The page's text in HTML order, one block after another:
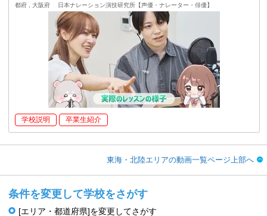
都府 , 大阪府
日本ナレーション演技研究所【声優・ナレーター・俳優】
学校説明 卒業生紹介
東海・北陸エリアの動画一覧ページ上部へ
条件を変更して学校をさがす
[エリア・都道府県]を変更してさがす